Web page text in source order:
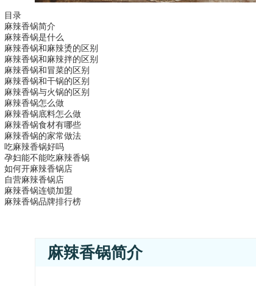
目录
麻辣香锅简介
麻辣香锅是什么
麻辣香锅和麻辣烫的区别
麻辣香锅和麻辣拌的区别
麻辣香锅和冒菜的区别
麻辣香锅和干锅的区别
麻辣香锅与火锅的区别
麻辣香锅怎么做
麻辣香锅底料怎么做
麻辣香锅食材有哪些
麻辣香锅的家常做法
吃麻辣香锅好吗
孕妇能不能吃麻辣香锅
如何开麻辣香锅店
自营麻辣香锅店
麻辣香锅连锁加盟
麻辣香锅品牌排行榜
麻辣香锅简介